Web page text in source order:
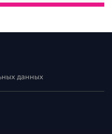
данных